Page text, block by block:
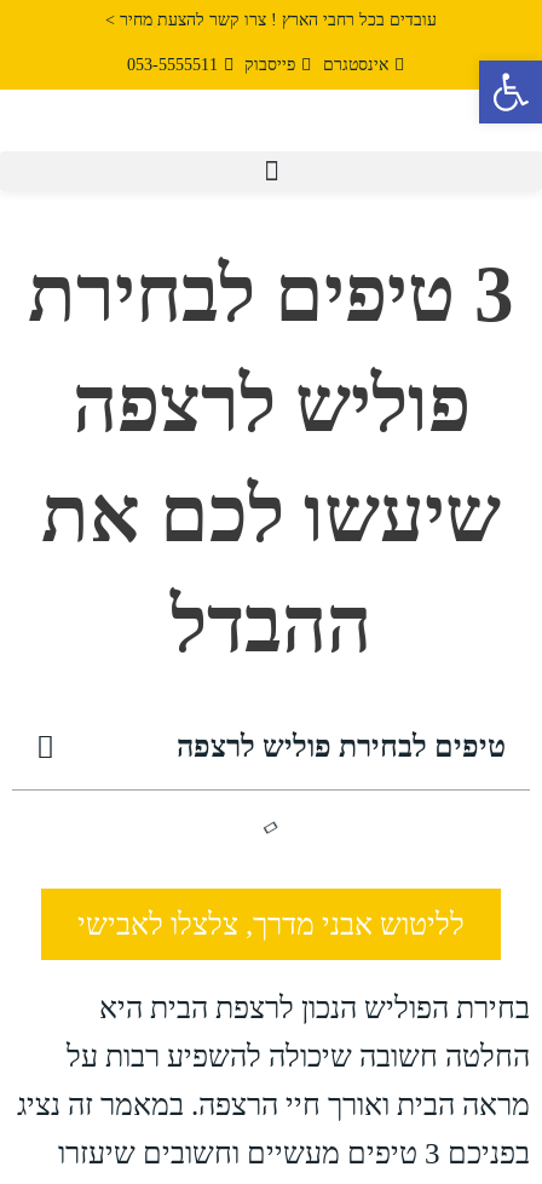
עובדים בכל רחבי הארץ ! צרו קשר להצעת מחיר >
אינסטגרם פייסבוק 053-5555511
3 טיפים לבחירת
פוליש לרצפה
שיעשו לכם את
ההבדל
טיפים לבחירת פוליש לרצפה
לליטוש אבני מדרך, צלצלו לאבישי
בחירת הפוליש הנכון לרצפת הבית היא
החלטה חשובה שיכולה להשפיע רבות על
מראה הבית ואורך חיי הרצפה. במאמר זה נציג
בפניכם 3 טיפים מעשיים וחשובים שיעזרו
פתח סרגל נגישות